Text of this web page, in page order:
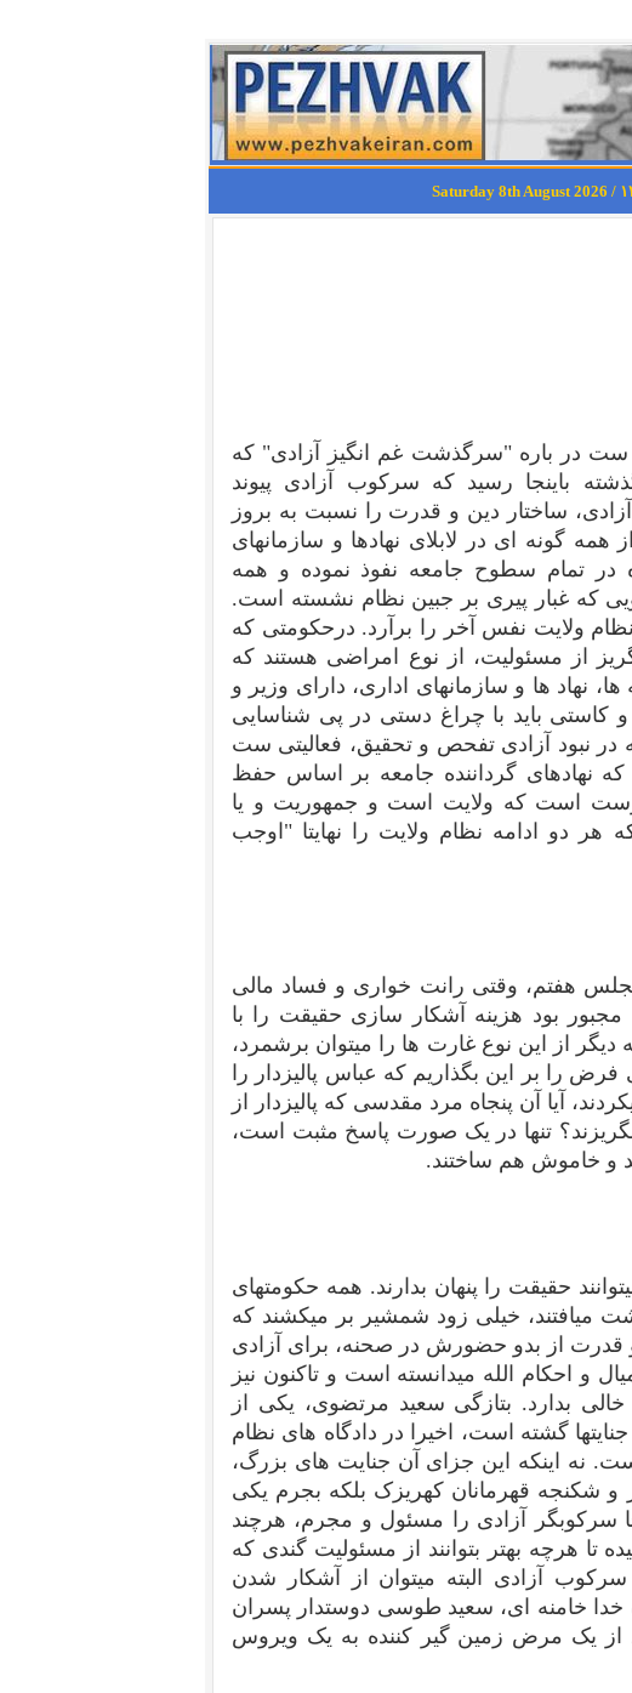
در باره "سرگذشت غم انگیز آزادی" که
باینجا رسید که سرکوب آزادی پیوند
ساختار دین و قدرت را نسبت به بروز
گونه ای در لابلای نهادها و سازمانهای
در تمام سطوح جامعه نفوذ نموده و همه
که غبار پیری بر جبین نظام نشسته است.
ولایت نفس آخر را برآرد. درحکومتی که
از مسئولیت، از نوع امراضی هستند که
نهاد ها و سازمانهای اداری، دارای وزیر و
کاستی باید با چراغ دستی در پی شناسایی
نبود آزادی تفحص و تحقیق، فعالیتی ست
نهادهای گرداننده جامعه بر اساس حفظ
است که ولایت است و جمهوریت و یا
دو ادامه نظام ولایت را نهایتا "اوجب
هفتم، وقتی رانت خواری و فساد مالی
را در 1387 افشا نمود، مجبور بود هزینه آشکار سازی حقیقت را با
دیگر از این نوع غارت ها را میتوان برشمرد،
را بر این بگذاریم که عباس پالیزدار را
آیا آن پنجاه مرد مقدسی که پالیزدار از
بگریزند؟ تنها در یک صورت پاسخ مثبت است،
و خاموش هم ساختند.
حقیقت را پنهان بدارند. همه حکومتهای
میافتند، خیلی زود شمشیر بر میکشند که
قدرت از بدو حضورش در صحنه، برای آزادی
احکام الله میدانسته است و تاکنون نیز
بدارد. بتازگی سعید مرتضوی، یکی از
گشته است، اخیرا در دادگاه های نظام
است. نه اینکه این جزای آن جنایت های بزرگ،
شکنجه قهرمانان کهریزک بلکه بجرم یکی
سرکوبگر آزادی را مسئول و مجرم، هرچند
تا هرچه بهتر بتوانند از مسئولیت گندی که
آزادی البته میتوان از آشکار شدن
خامنه ای، سعید طوسی دوستدار پسران
از یک مرض زمین گیر کننده به یک ویروس